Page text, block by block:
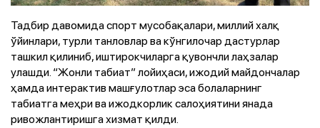
Тадбир давомида спорт мусобақалари, миллий халқ
ўйинлари, турли танловлар ва кўнгилочар дастурлар
ташкил қилиниб, иштирокчиларга қувончли лаҳзалар
улашди. “Жонли табиат” лойиҳаси, ижодий майдончалар
ҳамда интерактив машғулотлар эса болаларнинг
табиатга меҳри ва ижодкорлик салоҳиятини янада
ривожлантиришга хизмат қилди.